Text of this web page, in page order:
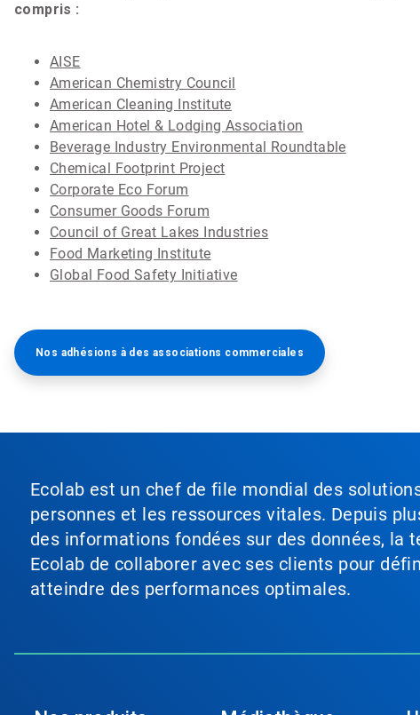
compris :
AISE
American Chemistry Council
American Cleaning Institute
American Hotel & Lodging Association
Beverage Industry Environmental Roundtable
Chemical Footprint Project
Corporate Eco Forum
Consumer Goods Forum
Council of Great Lakes Industries
Food Marketing Institute
Global Food Safety Initiative
Nos adhésions à des associations commerciales
Ecolab est un chef de file mondial des
personnes et les ressources vitales. Depuis
des informations fondées sur des données, la
Ecolab de collaborer avec ses clients pour
atteindre des performances optimales.